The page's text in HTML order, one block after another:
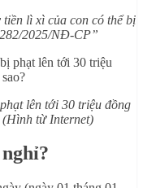
lì xì của con có thể bị
2025/NĐ-CP”
lên tới 30 triệu đồng
từ Internet)